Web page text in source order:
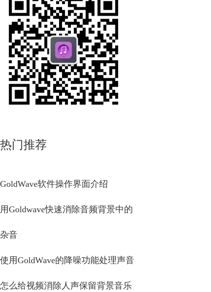
热门推荐
GoldWave软件操作界面介绍
用Goldwave快速消除音频背景中的
杂音
使用GoldWave的降噪功能处理声音
怎么给视频消除人声保留背景音乐